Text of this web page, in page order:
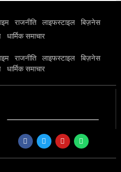
राजनीति लाइफस्टाइल
बिज़नेस
धार्मिक समाचार
राजनीति लाइफस्टाइल
बिज़नेस
धार्मिक समाचार